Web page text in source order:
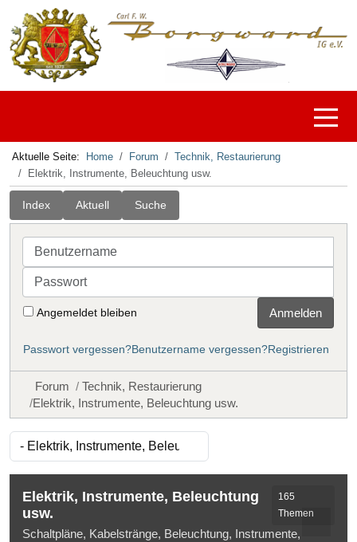
Off-
Aktuelle Seite: Home Forum
Technik, Restaurierung
Elektrik, Instrumente, Beleuchtung usw.
Index Aktuell Suche
Benutzername
Passwort
Angemeldet bleiben Anmelden
Passwort vergessen?Benutzername vergessen?Registrieren
Forum
Technik, Restaurierung
Elektrik, Instrumente, Beleuchtung usw.
Elektrik, Instrumente, Beleuchtung
usw.
165
Themen
Schaltpläne, Kabelstränge, Beleuchtung, Instrumente,